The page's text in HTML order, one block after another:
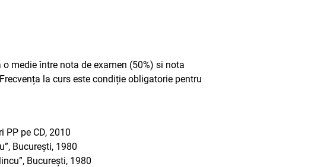
medie între nota de examen (50%) si nota
la curs este condiție obligatorie pentru
pe CD, 2010
București, 1980
București, 1980